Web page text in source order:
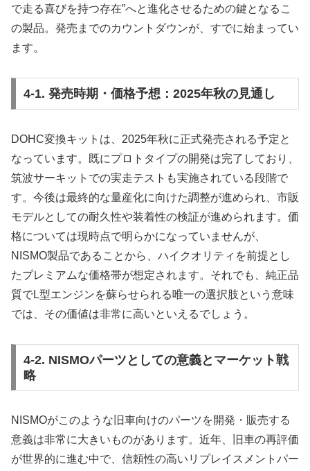
で走る喜びを持つ存在”へと進化させるための鍵となるこ
の製品。発売までのカウントダウンが、すでに始まってい
ます。
4-1. 発売時期・価格予想：2025年秋の見通し
DOHC変換キットは、2025年秋に正式発売される予定と
なっています。既にプロトタイプの開発は完了しており、
筑波サーキットでの実走テストも実施されている段階で
す。今後は最終的な量産化に向けた調整が進められ、市販
モデルとしての耐久性や装着性の検証が進められます。価
格については現時点で明らかになっていませんが、
NISMO製品であることから、ハイクオリティを前提とし
たプレミアムな価格帯が想定されます。それでも、純正品
質でL型エンジンを蘇らせられる唯一の選択肢という意味
では、その価値は非常に高いといえるでしょう。
4-2. NISMOパーツとしての意義とマーケット戦
略
NISMOがこのような旧車向けのパーツを開発・販売する
意義は非常に大きいものがあります。近年、旧車の再評価
が世界的に進む中で、信頼性の高いリプレイスメントパー